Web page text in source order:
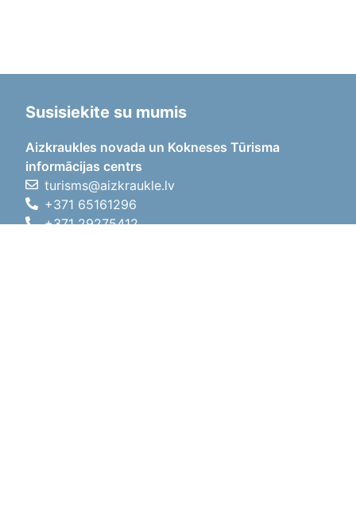
Susisiekite su mumis
Aizkraukles novada un Kokneses Tūrisma
informācijas centrs
turisms@aizkraukle.lv
+371 65161296
+371 29275412